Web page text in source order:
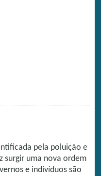
pela poluição e
surgir uma nova ordem
e indivíduos são